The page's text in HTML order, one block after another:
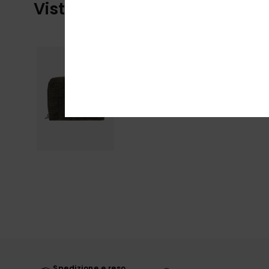
Visti di recente